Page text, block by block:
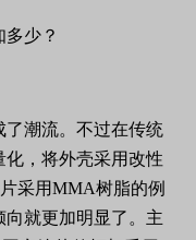
了潮流。不过在传统
，将外壳采用改性
采用MMA树脂的例
就更加明显了。主